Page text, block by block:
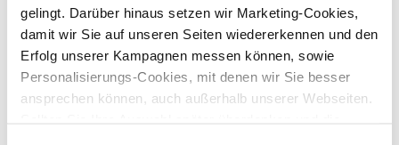
gelingt. Darüber hinaus setzen wir Marketing-Cookies,
damit wir Sie auf unseren Seiten wiedererkennen und den
Erfolg unserer Kampagnen messen können, sowie
Personalisierungs-Cookies, mit denen wir Sie besser
ansprechen können, auch außerhalb unserer Webseiten.
Postings in den sozialen Medien bieten nicht nur den
Vorteil, dass Sie direkt für sich werben, sie helfen
auch dabei eine persönliche Bindung zu Neukunden
aufzubauen oder Stammkunden enger an Ihr
Unternehmen zu binden. Versehen Sie Ihre eigene
Website noch mit Social Media-Plugins und Ihre